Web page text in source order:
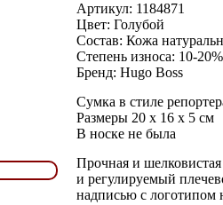
Артикул: 1184871
Цвет: Голубой
Состав: Кожа
Степень износа: 10-20%
Бренд: Hugo Boss
Сумка в стиле
Размеры 20 x 16 x 5 см
В носке не была
Прочная и
и регулируемый
надписью с логотипом